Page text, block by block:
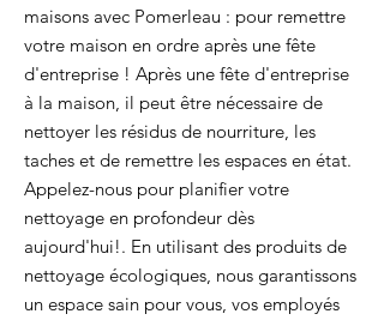
maisons avec Pomerleau : pour remettre
votre maison en ordre après une fête
d'entreprise ! Après une fête d'entreprise
à la maison, il peut être nécessaire de
nettoyer les résidus de nourriture, les
taches et de remettre les espaces en état.
Appelez-nous pour planifier votre
nettoyage en profondeur dès
aujourd'hui!. En utilisant des produits de
nettoyage écologiques, nous garantissons
un espace sain pour vous, vos employés